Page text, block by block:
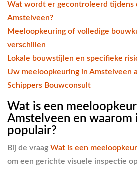
Wat wordt er gecontroleerd tijdens
Amstelveen?
Meeloopkeuring of volledige
verschillen
Lokale bouwstijlen en specifieke
Uw meeloopkeuring in Amstelveen
Schippers Bouwconsult
Wat is een
Amstelveen en waarom
populair?
Bij de vraag Wat is een
om een gerichte visuele inspectie